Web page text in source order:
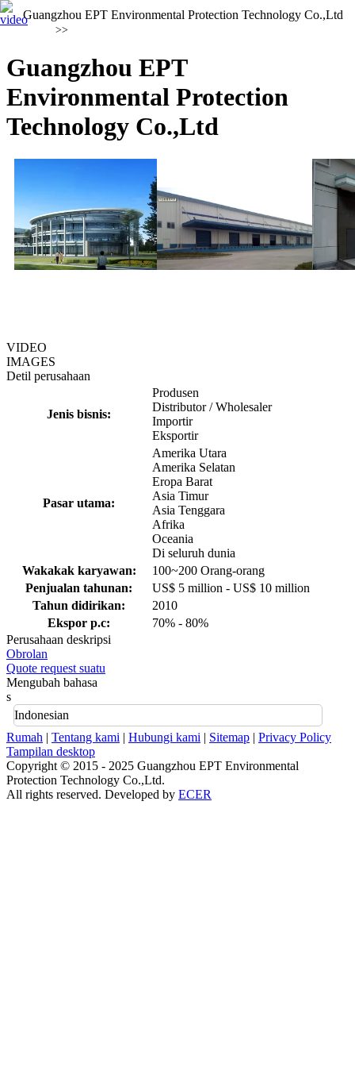
Guangzhou EPT Environmental Protection Technology Co.,Ltd
>>
Guangzhou EPT
Environmental Protection
Technology Co.,Ltd
VIDEO
IMAGES
Detil perusahaan
Jenis bisnis:
Produsen
Distributor / Wholesaler
Importir
Eksportir
Pasar utama:
Amerika Utara
Amerika Selatan
Eropa Barat
Asia Timur
Asia Tenggara
Afrika
Oceania
Di seluruh dunia
Wakakak karyawan:
100~200 Orang-orang
Penjualan tahunan:
US$ 5 million - US$ 10 million
Tahun didirikan:
2010
Ekspor p.c:
70% - 80%
Perusahaan deskripsi
Obrolan
Quote request suatu
Mengubah bahasa
s
Indonesian
Rumah | Tentang kami | Hubungi kami | Sitemap | Privacy Policy
Tampilan desktop
Copyright © 2015 - 2025 Guangzhou EPT Environmental
Protection Technology Co.,Ltd.
All rights reserved. Developed by ECER